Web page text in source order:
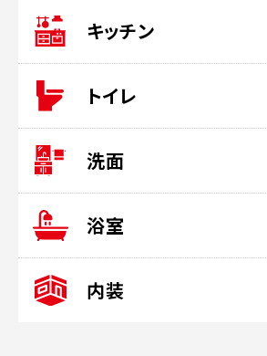
キッチン
トイレ
洗面
浴室
内装